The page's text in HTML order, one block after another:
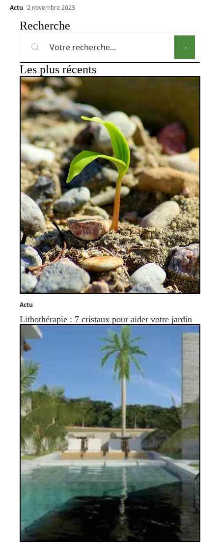
Actu 2 novembre 2023
Recherche
Les plus récents
Actu
Lithothérapie : 7 cristaux pour aider votre jardin